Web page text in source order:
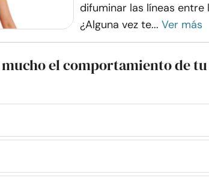
difuminar las líneas
¿Alguna vez te... Ver más
el comportamiento de